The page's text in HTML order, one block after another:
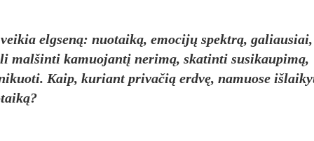
elgseną: nuotaiką, emocijų spektrą, galiausiai,
malšinti kamuojantį nerimą, skatinti susikaupimą,
Kaip, kuriant privačią erdvę, namuose